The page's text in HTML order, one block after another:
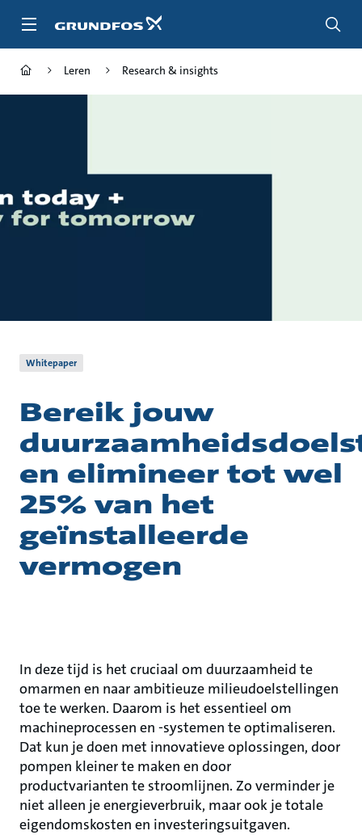
naar
Leren Research & insights
Whitepaper
Bereik jouw
en elimineer tot wel
25% van het
geïnstalleerde
vermogen
In deze tijd is het cruciaal om duurzaamheid te
omarmen en naar ambitieuze milieudoelstellingen
toe te werken. Daarom is het essentieel om
machineprocessen en -systemen te optimaliseren.
Dat kun je doen met innovatieve oplossingen, door
pompen kleiner te maken en door
productvarianten te stroomlijnen. Zo verminder je
niet alleen je energieverbruik, maar ook je totale
eigendomskosten en investeringsuitgaven.